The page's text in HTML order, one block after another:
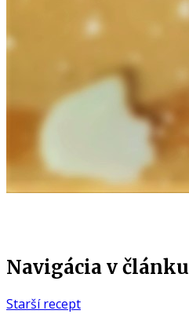
Navigácia v článku
Starší recept